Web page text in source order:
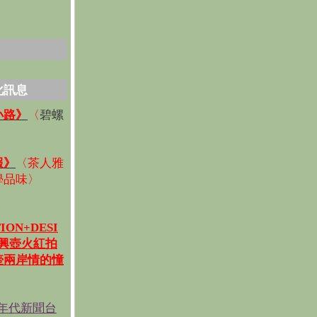
訊息
》 〈碧螺
〈茶人雅
味〉
壺火紅拍
岸情的憧
代新聞台